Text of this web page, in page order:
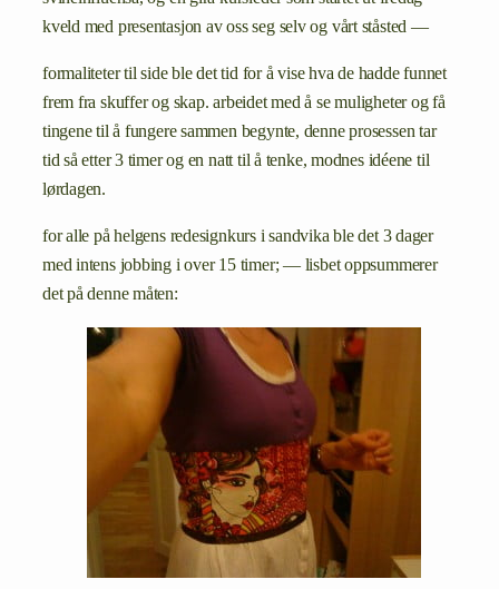
kveld med presentasjon av oss seg selv og vårt ståsted —
formaliteter til side ble det tid for å vise hva de hadde funnet
frem fra skuffer og skap. arbeidet med å se muligheter og få
tingene til å fungere sammen begynte, denne prosessen tar
tid så etter 3 timer og en natt til å tenke, modnes idéene til
lørdagen.
for alle på helgens redesignkurs i sandvika ble det 3 dager
med intens jobbing i over 15 timer; — lisbet oppsummerer
det på denne måten: